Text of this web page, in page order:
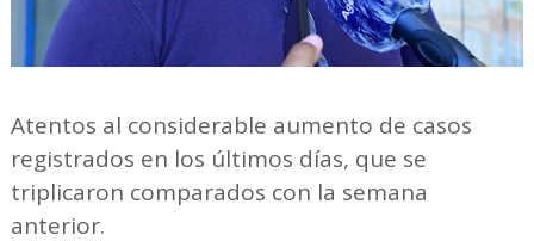
Atentos al considerable aumento de casos
registrados en los últimos días, que se
triplicaron comparados con la semana
anterior.